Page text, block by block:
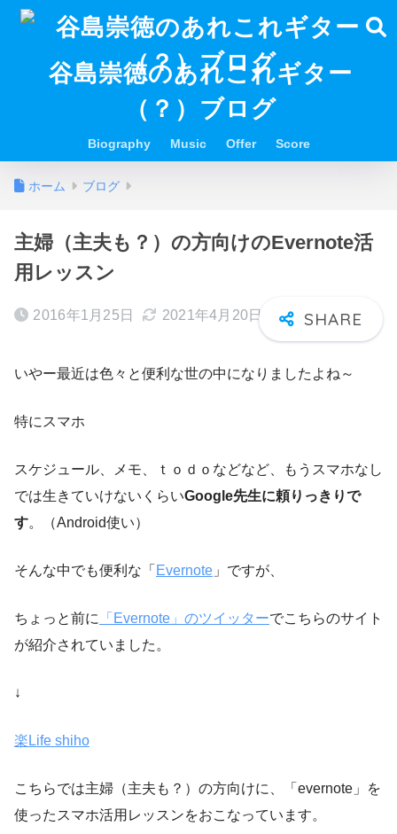
谷島崇徳のあれこれギター
（？）ブログ
Biography Music Offer Score
ホーム ブログ
主婦（主夫も？）の方向けのEvernote活
用レッスン
2016年1月25日 2021年4月20日
いやー最近は色々と便利な世の中になりましたよね～
特にスマホ
スケジュール、メモ、ｔｏｄｏなどなど、もうスマホなし
では生きていけないくらいGoogle先生に頼りっきりで
す。（Android使い）
そんな中でも便利な「 Evernote 」ですが、
ちょっと前に 「Evernote」のツイッターでこちらのサイト
が紹介されていました。
↓
楽Life shiho
こちらでは主婦（主夫も？）の方向けに、「evernote」を
使ったスマホ活用レッスンをおこなっています。